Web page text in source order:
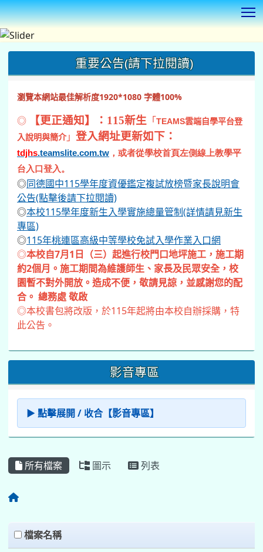
重要公告(請下拉閱讀)
瀏覽本網站最佳解析度1920*1080 字體100%
◎ 【更正通知】：115新生 「 TEAMS雲端自學平台登
入說明與簡介」 登入網址更新如下：
tdjhs.teamslite.com.tw ，或者從學校首頁左側線上教學平
台入口登入。
◎同德國中115學年度資優鑑定複試放榜暨家長說明會
公告(點擊後請下拉閱讀)
◎本校115學年度新生入學實施總量管制(詳情請見新生
專區)
◎115年桃連區高級中等學校免試入學作業入口網
◎本校自7月1日（三）起進行校門口地坪施工，施工期
約2個月。施工期間為維護師生、家長及民眾安全，校
園暫不對外開放。造成不便，敬請見諒，並感謝您的配
合。 總務處 敬啟
◎本校書包將改版，於115年起將由本校自辦採購，特
此公告。
影音專區
▶ 點擊展開 / 收合【影音專區】
所有檔案 圖示 列表
Files List
clickAll
檔案名稱